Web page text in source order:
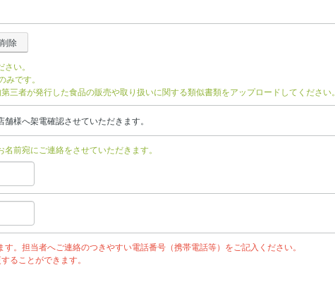
い。
です。
三者が発行した食品の販売や取り扱いに関する類似書類をアップロードしてください。
様へ架電確認させていただきます。
前宛にご連絡をさせていただきます。
。担当者へご連絡のつきやすい電話番号（携帯電話等）をご記入ください。
ることができます。